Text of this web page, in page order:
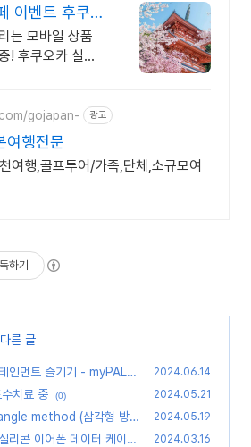
이벤트 후쿠
는 모바일 상품
! 후쿠오카 실시
gojapan- 광고
여행전문
여행,골프투어/가족,단체,소규모여
하기
른 글
인먼트 즐기기 - myPAL
2024.06.14
치료 중 (0) 2024.05.21
method (삼각형 방
술)
(0)
2024.05.19
리콘 이어폰 데이터 케이블
2024.03.16